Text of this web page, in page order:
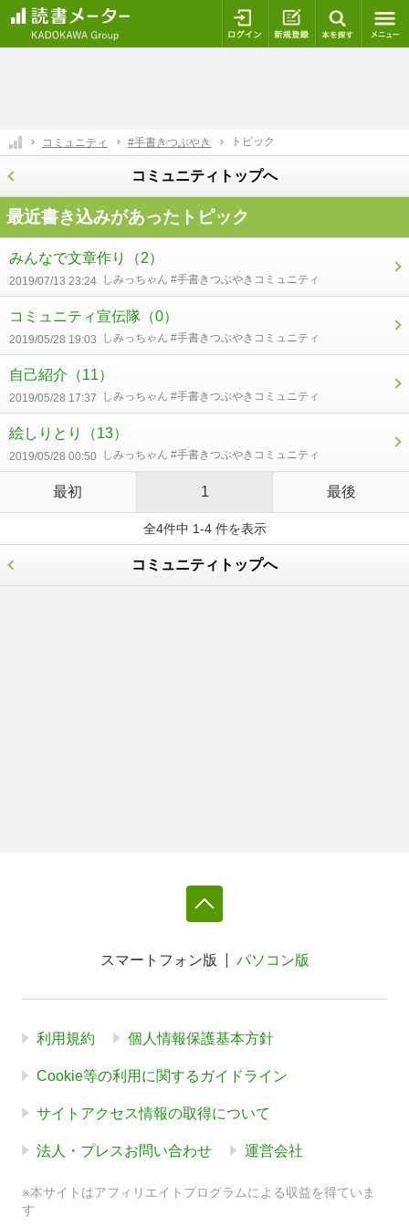
ログイン 新規登録
コミュニティ #手書きつぶやき トピック
コミュニティトップへ
最近書き込みがあったトピック
みんなで文章作り （2）
2019/07/13 23:24 しみっちゃん #手書きつぶやきコミュニティ
コミュニティ宣伝隊 （0）
2019/05/28 19:03 しみっちゃん #手書きつぶやきコミュニティ
自己紹介 （11）
2019/05/28 17:37 しみっちゃん #手書きつぶやきコミュニティ
絵しりとり （13）
2019/05/28 00:50 しみっちゃん #手書きつぶやきコミュニティ
最初 1 最後
全4件中 1-4 件を表示
コミュニティトップへ
スマートフォン版 パソコン版
利用規約 個人情報保護基本方針
Cookie等の利用に関するガイドライン
サイトアクセス情報の取得について
法人・プレスお問い合わせ 運営会社
※本サイトはアフィリエイトプログラムによる収益を得ていま
す